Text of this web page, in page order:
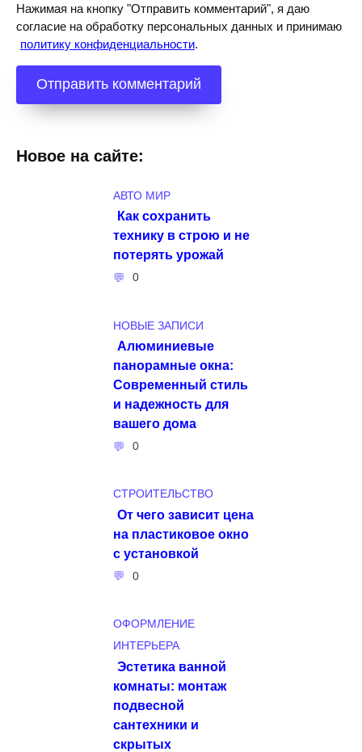
Нажимая на кнопку "Отправить комментарий", я даю
согласие на обработку персональных данных и принимаю
политику конфиденциальности.
Новое на сайте:
АВТО МИР
Как сохранить
технику в строю и не
потерять урожай
0
НОВЫЕ ЗАПИСИ
Алюминиевые
панорамные окна:
Современный стиль
и надежность для
вашего дома
0
СТРОИТЕЛЬСТВО
От чего зависит цена
на пластиковое окно
с установкой
0
ОФОРМЛЕНИЕ
ИНТЕРЬЕРА
Эстетика ванной
комнаты: монтаж
подвесной
сантехники и
скрытых